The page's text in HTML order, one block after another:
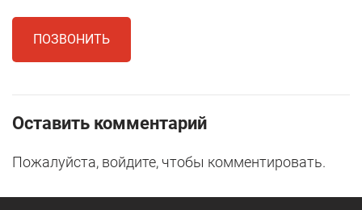
ПОЗВОНИТЬ
Оставить комментарий
Пожалуйста, войдите, чтобы комментировать.